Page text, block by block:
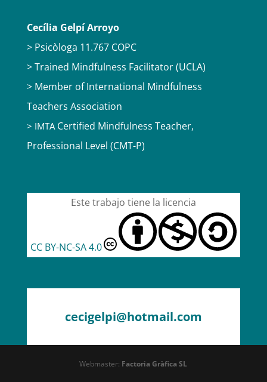
Cecília Gelpí Arroyo
> Psicòloga 11.767 COPC
> Trained Mindfulness Facilitator (UCLA)
> Member of International Mindfulness
Teachers Association
> IMTACertified Mindfulness Teacher,
Professional Level (CMT-P)
Este trabajo tiene la licencia
CC BY-NC-SA 4.0
cecigelpi@hotmail.com
Webmaster: Factoria Gràfica SL